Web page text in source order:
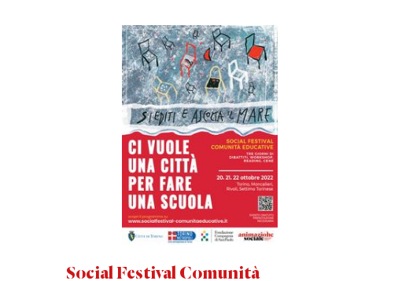
Social Festival Comunità